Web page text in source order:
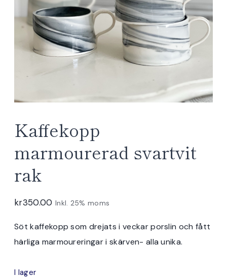
Kaffekopp
marmourerad svartvit
rak
kr350.00 Inkl. 25% moms
Söt kaffekopp som drejats i veckar porslin och fått
härliga marmoureringar i skärven- alla unika.
I lager